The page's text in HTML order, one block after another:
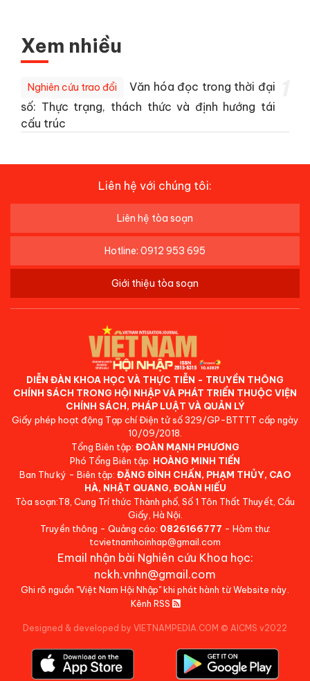
Xem nhiều
Nghiên cứu trao đổi
Văn hóa đọc trong thời đại
số: Thực trạng, thách thức và định hướng tái
cấu trúc
Liên hệ với chúng tôi:
Liên hệ tòa soạn
Hotline: 0912 953 695
Giới thiệu tòa soạn
DIỄN ĐÀN KHOA HỌC VÀ THỰC TIỄN - TRUYỀN THÔNG
CHÍNH SÁCH TRONG HỘI NHẬP VÀ PHÁT TRIỂN THUỘC VIỆN
CHÍNH SÁCH, PHÁP LUẬT VÀ QUẢN LÝ
Giấy phép hoạt động Tạp chí Điện tử số 329/GP-BTTTT cấp ngày
10/09/2018.
Tổng Biên tập: ĐOÀN MẠNH PHƯƠNG
Phó Tổng Biên tập: HOÀNG MINH TIẾN
Ban Thư ký - Biên tập: ĐẶNG ĐÌNH CHẤN, PHẠM THỦY, CAO
HÀ, NHẬT QUANG, ĐOÀN HIẾU
Tòa soạn:T8, Cung Trí thức Thành phố, Số 1 Tôn Thất Thuyết, Cầu
Giấy, Hà Nội.
Truyền thông - Quảng cáo: 0826166777 - Hòm thư:
tcvietnamhoinhap@gmail.com
Email nhận bài Nghiên cứu Khoa học:
nckh.vnhn@gmail.com
Ghi rõ nguồn "Việt Nam Hội Nhập" khi phát hành từ Website này.
Kênh RSS
Designed & developed by VIETNAMPEDIA.COM © AICMS v2022